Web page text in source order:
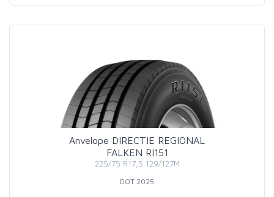
Anvelope DIRECTIE REGIONAL
FALKEN RI151
225/75 R17,5 129/127M
DOT 2025